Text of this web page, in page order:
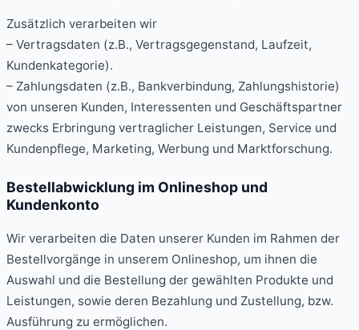
Zusätzlich verarbeiten wir
– Vertragsdaten (z.B., Vertragsgegenstand, Laufzeit,
Kundenkategorie).
– Zahlungsdaten (z.B., Bankverbindung, Zahlungshistorie)
von unseren Kunden, Interessenten und Geschäftspartner
zwecks Erbringung vertraglicher Leistungen, Service und
Kundenpflege, Marketing, Werbung und Marktforschung.
Bestellabwicklung im Onlineshop und
Kundenkonto
Wir verarbeiten die Daten unserer Kunden im Rahmen der
Bestellvorgänge in unserem Onlineshop, um ihnen die
Auswahl und die Bestellung der gewählten Produkte und
Leistungen, sowie deren Bezahlung und Zustellung, bzw.
Ausführung zu ermöglichen.